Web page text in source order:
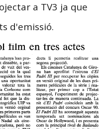
a TV3 ja que
d'emissió.